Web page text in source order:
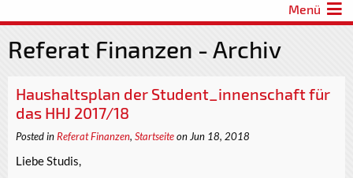
Menü
Referat Finanzen - Archiv
Haushaltsplan der Student_innenschaft für
das HHJ 2017/18
Posted inReferat Finanzen, Startseiteon Jun 18, 2018
Liebe Studis,